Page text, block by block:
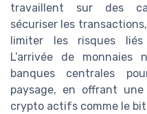
travaillent sur des
sécuriser les
limiter les risques liés
L’arrivée de monnaies
banques centrales
paysage, en offrant
crypto actifs comme le